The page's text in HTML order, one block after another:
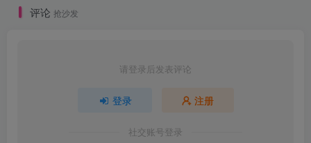
评论 抢沙发
请登录后发表评论
登录 注册
社交账号登录